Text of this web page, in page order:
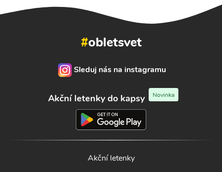
#obletsvet
Sleduj nás na instagramu
Akční letenky do kapsy Novinka
Akční letenky